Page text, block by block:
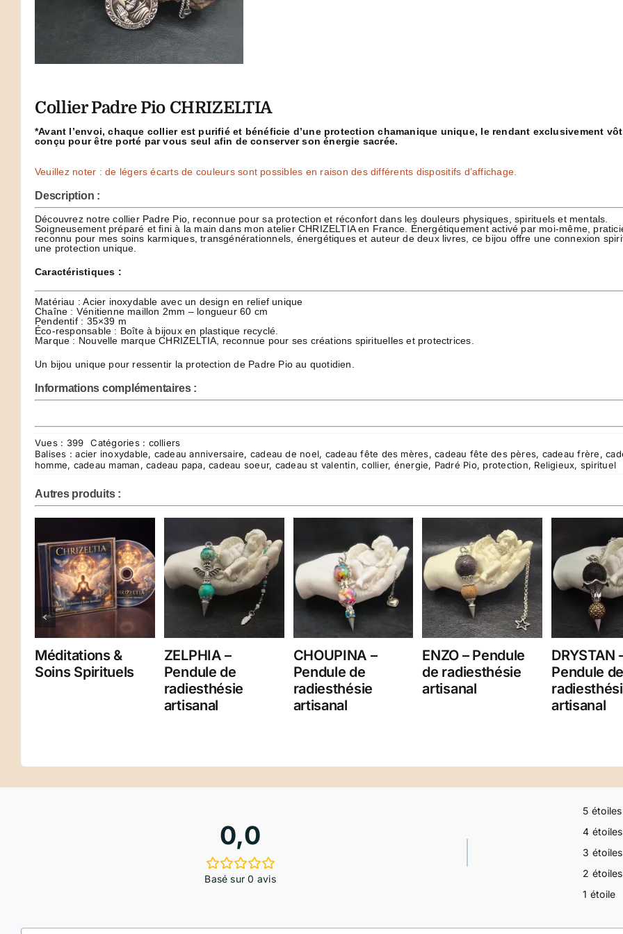
Collier Padre Pio CHRIZELTIA
*Avant l’envoi, chaque collier est purifié et bénéficie d’une protection chamanique unique, le rendant exclusivement
conçu pour être porté par vous seul afin de conserver son énergie sacrée.
Veuillez noter : de légers écarts de couleurs sont possibles en raison des différents dispositifs d’affichage.
Description :
Découvrez notre collier Padre Pio, reconnue pour sa protection et réconfort dans les douleurs physiques, spirituels et mentals.
Soigneusement préparé et fini à la main dans mon atelier CHRIZELTIA en France. Énergétiquement activé par moi-même,
reconnu pour mes soins karmiques, transgénérationnels, énergétiques et auteur de deux livres, ce bijou offre une connexion
une protection unique.
Caractéristiques :
Matériau : Acier inoxydable avec un design en relief unique
Chaîne : Vénitienne maillon 2mm – longueur 60 cm
Pendentif : 35×39 m
Éco-responsable : Boîte à bijoux en plastique recyclé.
Marque : Nouvelle marque CHRIZELTIA, reconnue pour ses créations spirituelles et protectrices.
Un bijou unique pour ressentir la protection de Padre Pio au quotidien.
Informations complémentaires :
Vues : 399 Catégories : colliers
Balises :acier inoxydable, cadeau anniversaire, cadeau de noel, cadeau fête des mères,cadeau fête des pères, cadeau frère,
homme, cadeau maman,cadeau papa,cadeau soeur, cadeau st valentin,collier, énergie, Padré Pio, protection, Religieux, spirituel
Autres produits :
Méditations &
Soins Spirituels
ZELPHIA –
Pendule de
radiesthésie
artisanal
CHOUPINA –
Pendule de
radiesthésie
artisanal
ENZO – Pendule
de radiesthésie
artisanal
DRYSTAN
Pendule
artisanal
0,0
Basé sur 0 avis
5 étoiles
4 étoiles
3 étoiles
2 étoiles
1 étoile